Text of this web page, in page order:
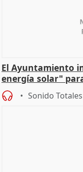
El Ayuntamiento
energía solar"
Sonido Totales